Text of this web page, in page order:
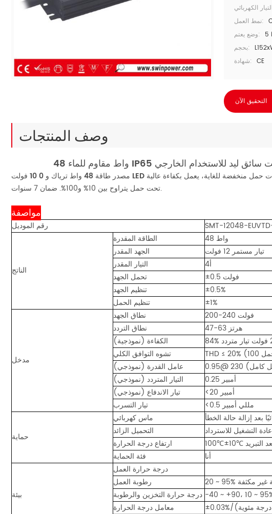
نمط العمل:
وضع يعتم:
5
بحجم:
شهادة: CE
التحقيق الآن
وصف المنتجات
تشغيل تصل إلى 80%. مع متطلبات حمل منخفضة للغاية، يعمل بكفاءة عالية
تحت حمل يتراوح بين 10% و100%. ضمان 7 سنوات.
مواصفة
رقم الموديل SMT-12048-
الناتج
الطاقة المقدرة
48 واط
الجهد المقدر
تيار مستمر 12 فولت
التيار المقدر
4أ
تحمل الجهد
±0.5 فولت
تنظيم الجهد
±0.5%
تنظيم الحمل
±1%
مدخل
نطاق الجهد
200-240 فولت
نطاق التردد
47-63 هرتز
الكفاءة (نموذجية)
تشوه التوافق الكلي
عامل القدرة (نموذجي)
كامل)
التيار المتردد (نموذجي)
0.25 أمبير
تيار الاندفاع (نموذجي)
<20 أمبير
تيار التسرب
<0.5 مللي أمبير
حماية
ماس كهربائي
التحميل الزائد
التشغيل للاسترداد
ارتفاع درجة الحرارة
فئة الحماية
أنا
بيئة
درجة حرارة العمل
رطوبة العمل
غير مكثفة
درجة حرارة التخزين والرطوبة
معامل درجة الحرارة